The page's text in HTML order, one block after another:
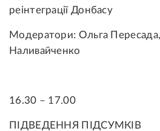
реінтеграції Донбасу
Модератори: Ольга
Наливайченко
16.30 – 17.00
ПІДВЕДЕННЯ ПІДСУМКІВ